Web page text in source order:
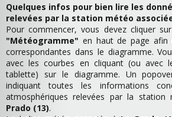
Quelques infos pour bien lire les
relevées par la station météo
Pour commencer, vous devez cliquer
"Météogramme" en haut de page afin
correspondantes dans le diagramme.
avec les courbes en cliquant (ou avec
tablette) sur le diagramme. Un
indiquant toutes les informations
atmosphériques relevées par la station
Prado (13).